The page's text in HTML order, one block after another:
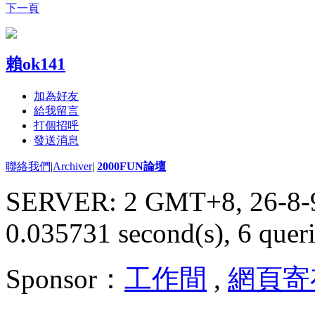
下一頁
賴ok141
加為好友
給我留言
打個招呼
發送消息
聯絡我們|Archiver| 2000FUN論壇
SERVER: 2 GMT+8, 26-
0.035731 second(s), 6
Sponsor： 工作間 , 網頁